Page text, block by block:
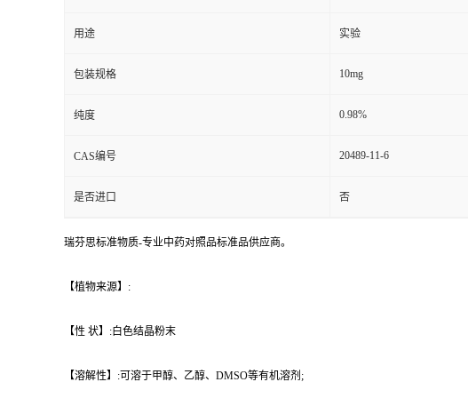
用途 实验
包装规格 10mg
纯度 0.98%
CAS编号 20489-11-6
是否进口 否
瑞芬思标准物质-专业中药对照品标准品供应商。
【植物来源】:
【性 状】:白色结晶粉末
【溶解性】:可溶于甲醇、乙醇、DMSO等有机溶剂;